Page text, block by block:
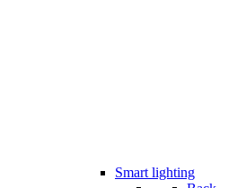
Smart lighting